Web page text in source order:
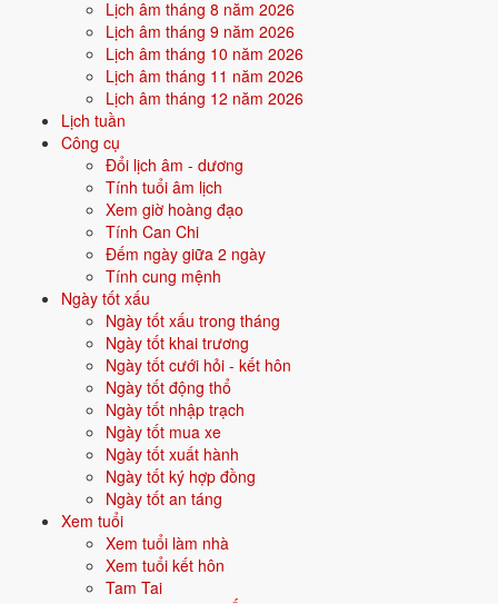
Lịch âm tháng 8 năm 2026
Lịch âm tháng 9 năm 2026
Lịch âm tháng 10 năm 2026
Lịch âm tháng 11 năm 2026
Lịch âm tháng 12 năm 2026
Lịch tuần
Công cụ
Đổi lịch âm - dương
Tính tuổi âm lịch
Xem giờ hoàng đạo
Tính Can Chi
Đếm ngày giữa 2 ngày
Tính cung mệnh
Ngày tốt xấu
Ngày tốt xấu trong tháng
Ngày tốt khai trương
Ngày tốt cưới hỏi - kết hôn
Ngày tốt động thổ
Ngày tốt nhập trạch
Ngày tốt mua xe
Ngày tốt xuất hành
Ngày tốt ký hợp đồng
Ngày tốt an táng
Xem tuổi
Xem tuổi làm nhà
Xem tuổi kết hôn
Tam Tai
Bính Thân
Đinh Dậu
Mậu Tuất
Kỷ Hợi
Canh Tý
38/60Tân Sửu
39/60Nhâm Dần
Quý Mão
Giáp Thìn
Ất Tỵ
Bính Ngọ
Đinh Mùi
Mậu Thân
46/60Kỷ Dậu
Canh Tuất
Tân Hợi
Nhâm Tý
Quý Sửu
Giáp Dần
Ất Mão
Bính Thìn
Đinh Tỵ
Mậu Ngọ
56/60Kỷ Mùi
Canh Thân
Tân Dậu
Nhâm Tuất